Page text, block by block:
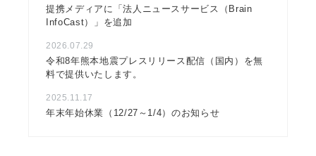
提携メディアに「法人ニュースサービス（Brain
InfoCast）」を追加
2026.07.29
令和8年熊本地震プレスリリース配信（国内）を無
料で提供いたします。
2025.11.17
年末年始休業（12/27～1/4）のお知らせ